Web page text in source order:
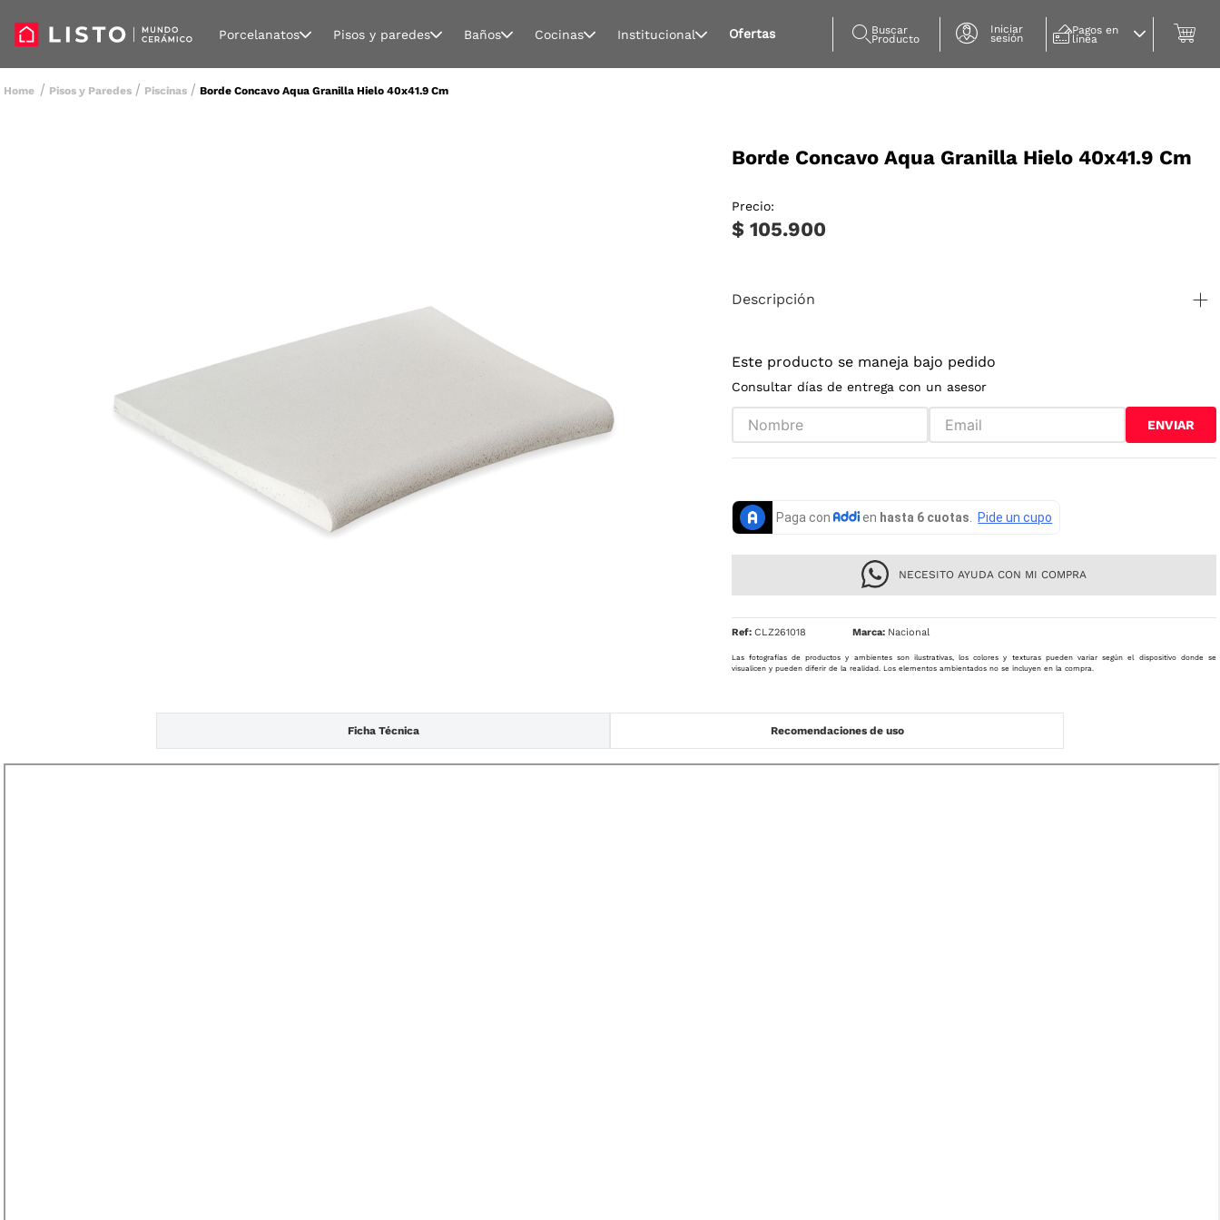
Porcelanatos Pisos y paredes Baños Cocinas Institucional Ofertas Buscar
Producto
Iniciar
sesión
Pagos en
línea
Pisos y Paredes Piscinas Borde Concavo Aqua Granilla Hielo 40x41.9 Cm
Borde Concavo Aqua Granilla Hielo 40x41.9 Cm
Precio:
$ 105.900
Descripción
Este producto se maneja bajo pedido
Consultar días de entrega con un asesor
ENVIAR
NECESITO AYUDA CON MI COMPRA
Ref: CLZ261018 Nacional
Las fotografías de productos y ambientes son ilustrativas, los colores y texturas pueden variar según el dispositivo donde se
visualicen y pueden diferir de la realidad. Los elementos ambientados no se incluyen en la compra.
Ficha Técnica Recomendaciones de uso